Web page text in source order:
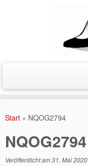
Inhalt
Start » NQOG2794
NQOG2794
Veröffentlicht am31. Mai 2020